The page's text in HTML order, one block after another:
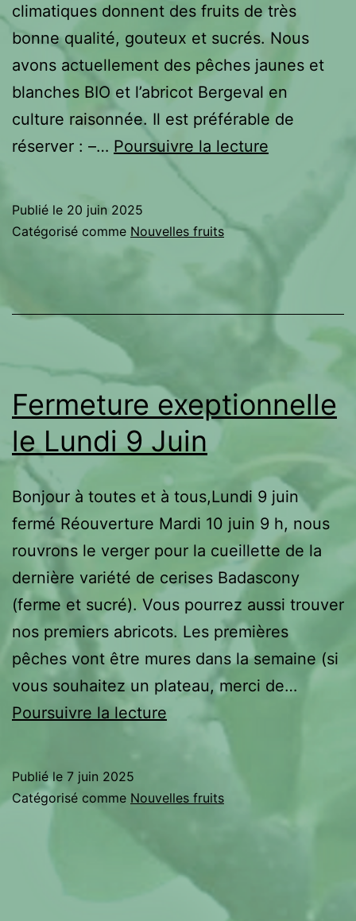
climatiques donnent des fruits de très
bonne qualité, gouteux et sucrés. Nous
avons actuellement des pêches jaunes et
blanches BIO et l’abricot Bergeval en
culture raisonnée. Il est préférable de
réserver : –… Poursuivre la lecture
Publié le 20 juin 2025
Catégorisé comme Nouvelles fruits
Fermeture exeptionnelle
le Lundi 9 Juin
Bonjour à toutes et à tous,Lundi 9 juin
fermé Réouverture Mardi 10 juin 9 h, nous
rouvrons le verger pour la cueillette de la
dernière variété de cerises Badascony
(ferme et sucré). Vous pourrez aussi trouver
nos premiers abricots. Les premières
pêches vont être mures dans la semaine (si
vous souhaitez un plateau, merci de…
Poursuivre la lecture
exeptionnelle
Lundi
Publié le 7 juin 2025
Catégorisé comme Nouvelles fruits